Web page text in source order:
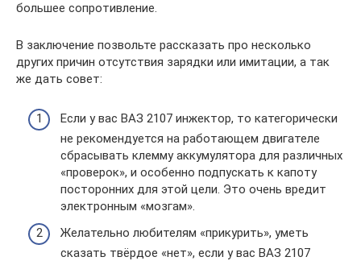
большее сопротивление.
В заключение позвольте рассказать про несколько
других причин отсутствия зарядки или имитации, а так
же дать совет:
Если у вас ВАЗ 2107 инжектор, то категорически
не рекомендуется на работающем двигателе
сбрасывать клемму аккумулятора для различных
«проверок», и особенно подпускать к капоту
посторонних для этой цели. Это очень вредит
электронным «мозгам».
Желательно любителям «прикурить», уметь
сказать твёрдое «нет», если у вас ВАЗ 2107